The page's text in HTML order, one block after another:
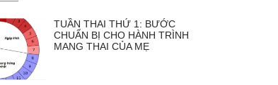
TUẦN THAI THỨ 1: BƯỚC
CHUẨN BỊ CHO HÀNH TRÌNH
MANG THAI CỦA MẸ